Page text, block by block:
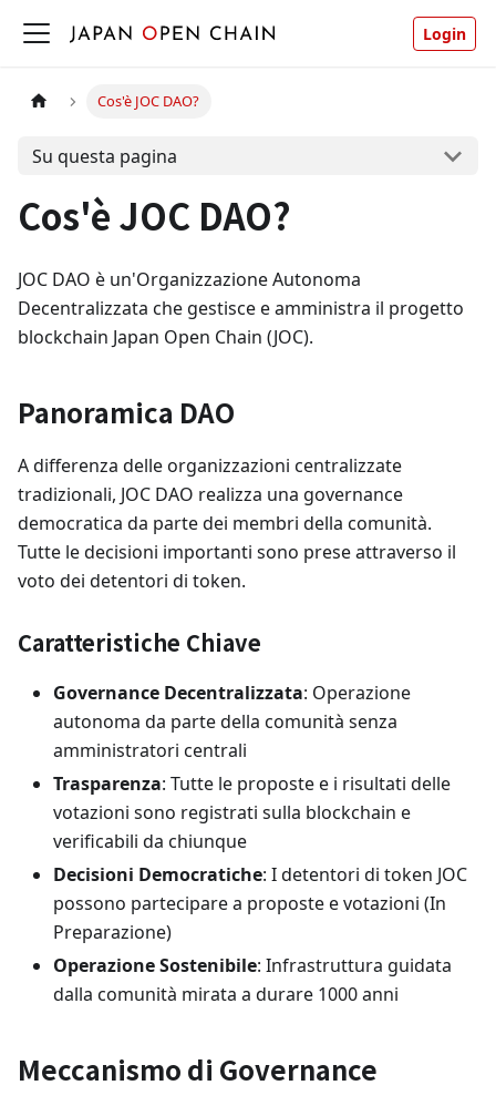
Login
Cos'è JOC DAO?
Su questa pagina
Cos'è JOC DAO?
JOC DAO è un'Organizzazione Autonoma
Decentralizzata che gestisce e amministra il progetto
blockchain Japan Open Chain (JOC).
Panoramica DAO
A differenza delle organizzazioni centralizzate
tradizionali, JOC DAO realizza una governance
democratica da parte dei membri della comunità.
Tutte le decisioni importanti sono prese attraverso il
voto dei detentori di token.
Caratteristiche Chiave
Governance Decentralizzata: Operazione
autonoma da parte della comunità senza
amministratori centrali
Trasparenza: Tutte le proposte e i risultati delle
votazioni sono registrati sulla blockchain e
verificabili da chiunque
Decisioni Democratiche: I detentori di token JOC
possono partecipare a proposte e votazioni (In
Preparazione)
Operazione Sostenibile: Infrastruttura guidata
dalla comunità mirata a durare 1000 anni
Meccanismo di Governance